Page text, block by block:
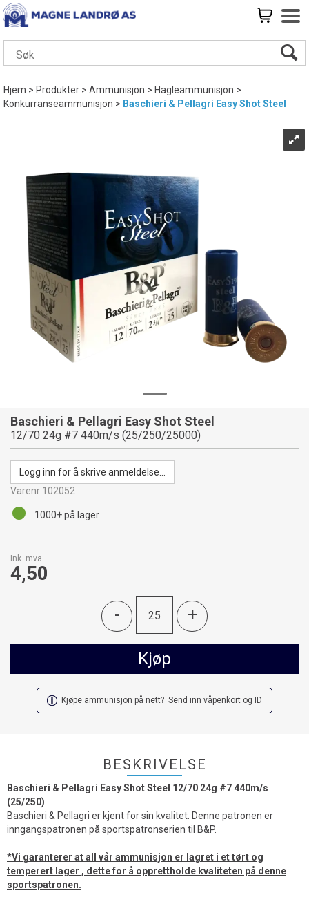
Hjem>Produkter>Ammunisjon>Hagleammunisjon>
Konkurranseammunisjon> Baschieri & Pellagri Easy Shot Steel
Baschieri & Pellagri Easy Shot Steel
12/70 24g #7 440m/s (25/250/25000)
Logg inn for å skrive anmeldelse...
Varenr:102052
Ink. mva
4,50
- +
Kjøp
1000+på lager
Kjøpe ammunisjon på nett? Send inn våpenkort og ID
BESKRIVELSE
Baschieri & Pellagri Easy Shot Steel 12/70 24g #7 440m/s
(25/250)
Baschieri & Pellagri er kjent for sin kvalitet. Denne patronen er
inngangspatronen på sportspatronserien til B&P.
*Vi garanterer at all vår ammunisjon er lagret i et tørt og
temperert lager , dette for å opprettholde kvaliteten på denne
sportspatronen.